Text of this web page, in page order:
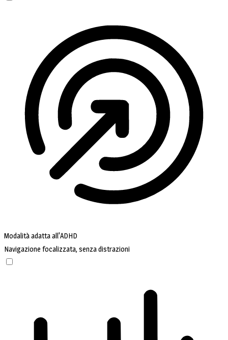
Modalità adatta all'ADHD
Navigazione focalizzata, senza distrazioni